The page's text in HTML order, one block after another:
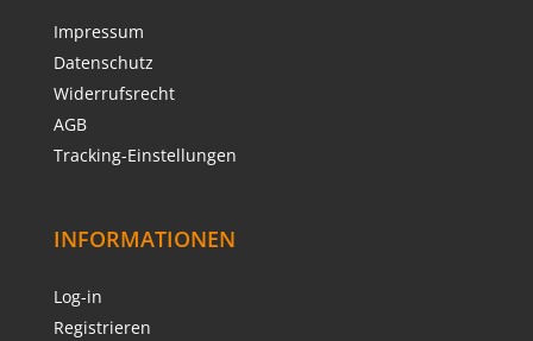
Impressum
Datenschutz
Widerrufsrecht
AGB
Tracking-Einstellungen
INFORMATIONEN
Log-in
Registrieren